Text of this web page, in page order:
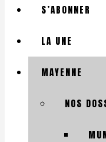
S’ABONNER
LA UNE
MAYENNE
NOS